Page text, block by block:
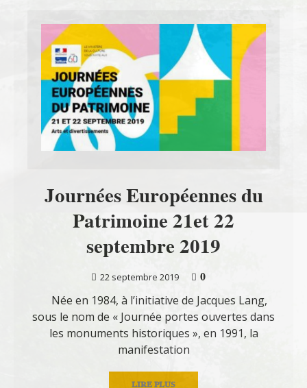
Journées Européennes du
Patrimoine 21et 22
septembre 2019
22 septembre 2019
0
Née en 1984, à l’initiative de Jacques Lang,
sous le nom de « Journée portes ouvertes dans
les monuments historiques », en 1991, la
manifestation
LIRE PLUS